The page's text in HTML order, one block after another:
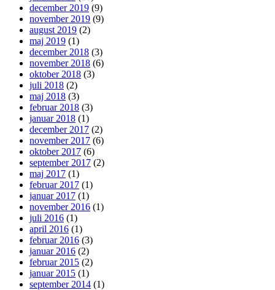
december 2019 (9)
november 2019 (9)
august 2019 (2)
maj 2019 (1)
december 2018 (3)
november 2018 (6)
oktober 2018 (3)
juli 2018 (2)
maj 2018 (3)
februar 2018 (3)
januar 2018 (1)
december 2017 (2)
november 2017 (6)
oktober 2017 (6)
september 2017 (2)
maj 2017 (1)
februar 2017 (1)
januar 2017 (1)
november 2016 (1)
juli 2016 (1)
april 2016 (1)
februar 2016 (3)
januar 2016 (2)
februar 2015 (2)
januar 2015 (1)
september 2014 (1)